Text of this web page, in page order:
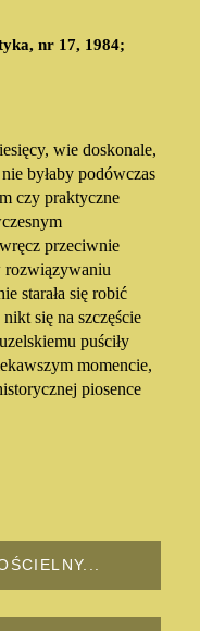
nr 17, 1984;
wie doskonale,
byłaby podówczas
czy praktyczne
przeciwnie
rozwiązywaniu
starała się robić
się na szczęście
puściły
momencie,
piosence